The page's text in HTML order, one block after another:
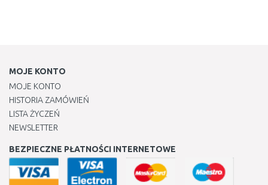
MOJE KONTO
MOJE KONTO
HISTORIA ZAMÓWIEŃ
LISTA ŻYCZEŃ
NEWSLETTER
BEZPIECZNE PŁATNOŚCI INTERNETOWE